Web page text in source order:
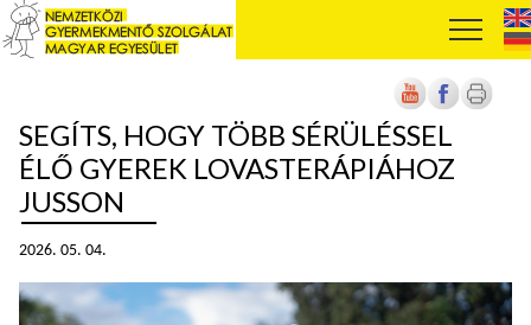
SEGÍTS, HOGY TÖBB SÉRÜLÉSSEL
ÉLŐ GYEREK LOVASTERÁPIÁHOZ
JUSSON
2026. 05. 04.